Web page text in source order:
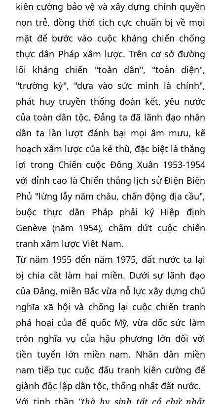
kiên cường bảo vệ và xây dựng chính quyền
non trẻ, đồng thời tích cực chuẩn bị về mọi
mặt để bước vào cuộc kháng chiến chống
thực dân Pháp xâm lược. Trên cơ sở đường
lối kháng chiến "toàn dân", "toàn diện",
"trường kỳ", "dựa vào sức mình là chính",
phát huy truyền thống đoàn kết, yêu nước
của toàn dân tộc, Đảng ta đã lãnh đạo nhân
dân ta lần lượt đánh bại mọi âm mưu, kế
hoạch xâm lược của kẻ thù, đặc biệt là thắng
lợi trong Chiến cuộc Đông Xuân 1953-1954
với đỉnh cao là Chiến thắng lịch sử Điện Biên
Phủ "lừng lẫy năm châu, chấn động địa cầu",
buộc thực dân Pháp phải ký Hiệp định
Genève (năm 1954), chấm dứt cuộc chiến
tranh xâm lược Việt Nam.
Từ năm 1955 đến năm 1975, đất nước ta lại
bị chia cắt làm hai miền. Dưới sự lãnh đạo
của Đảng, miền Bắc vừa nỗ lực xây dựng chủ
nghĩa xã hội và chống lại cuộc chiến tranh
phá hoại của đế quốc Mỹ, vừa dốc sức làm
tròn nghĩa vụ của hậu phương lớn đối với
tiền tuyến lớn miền nam. Nhân dân miền
nam tiếp tục cuộc đấu tranh kiên cường để
giành độc lập dân tộc, thống nhất đất nước.
Với tinh thần "thà hy sinh tất cả chứ nhất